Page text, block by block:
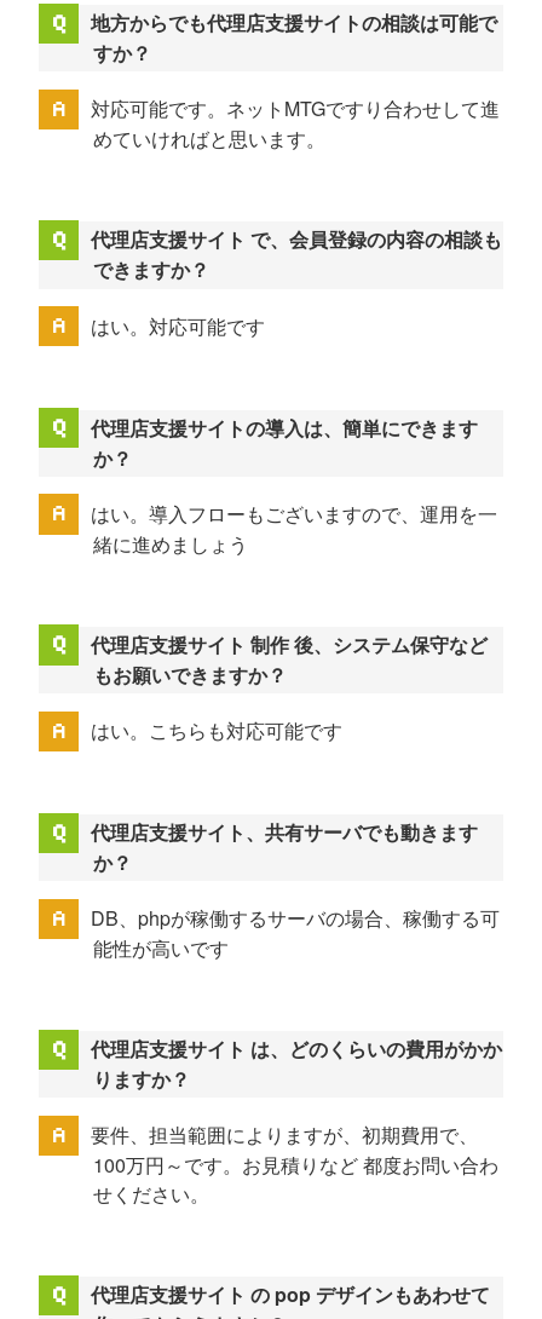
地方からでも代理店支援サイトの相談は可能で
すか？
対応可能です。ネットMTGですり合わせして進
めていければと思います。
代理店支援サイト で、会員登録の内容の相談も
できますか？
はい。対応可能です
代理店支援サイトの導入は、簡単にできます
か？
はい。導入フローもございますので、運用を一
緒に進めましょう
代理店支援サイト 制作 後、システム保守など
もお願いできますか？
はい。こちらも対応可能です
代理店支援サイト、共有サーバでも動きます
か？
DB、phpが稼働するサーバの場合、稼働する可
能性が高いです
代理店支援サイト は、どのくらいの費用がかか
りますか？
要件、担当範囲によりますが、初期費用で、
100万円～です。お見積りなど 都度お問い合わ
せください。
代理店支援サイト の pop デザインもあわせて